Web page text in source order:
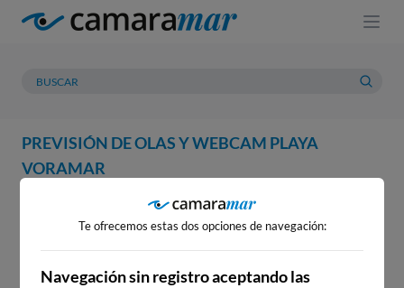
PREVISIÓN DE OLAS Y WEBCAM PLAYA
VORAMAR
PREVISIÓN METEOROLOGÍA
WEBCAM PLAYA VORAMAR
Te ofrecemos estas dos opciones de navegación:
Navegación sin registro aceptando las